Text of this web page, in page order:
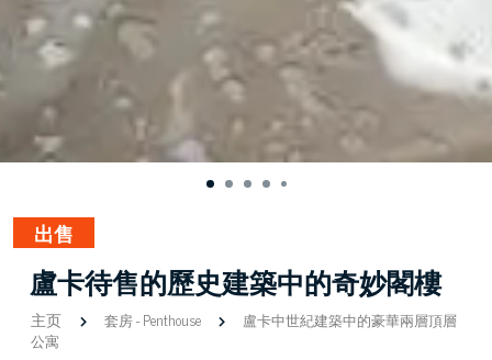
出售
盧卡待售的歷史建築中的奇妙閣樓
主页 套房-Penthouse
盧卡中世紀建築中的豪華兩層頂層
公寓